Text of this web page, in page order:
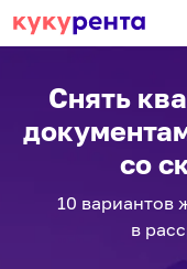
Снять
со
10 вариантов
в